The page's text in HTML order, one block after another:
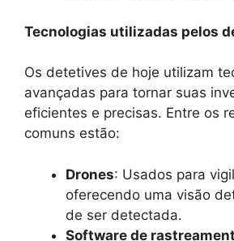
Tecnologias utilizadas pelos
Os detetives de hoje utilizam
avançadas para tornar suas
eficientes e precisas. Entre os
comuns estão:
Drones: Usados para
oferecendo uma visão
de ser detectada.
Software de